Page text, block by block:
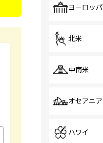
ヨーロッパ
北米
中南米
オセアニア
ハワイ